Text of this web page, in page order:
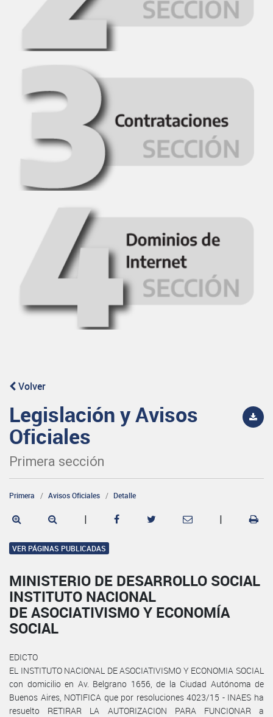
Volver
Legislación y Avisos
Oficiales
Primera sección
Primera Avisos Oficiales Detalle
| |
VER PÁGINAS PUBLICADAS
MINISTERIO DE DESARROLLO SOCIAL
INSTITUTO NACIONAL
DE ASOCIATIVISMO Y ECONOMÍA
SOCIAL
EDICTO
EL INSTITUTO NACIONAL DE ASOCIATIVISMO Y ECONOMIA SOCIAL
con domicilio en Av. Belgrano 1656, de la Ciudad Autónoma de
Buenos Aires, NOTIFICA que por resoluciones 4023/15 - INAES ha
resuelto RETIRAR LA AUTORIZACION PARA FUNCIONAR a